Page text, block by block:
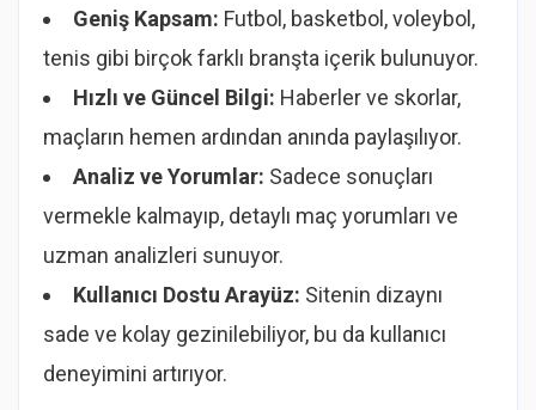
Geniş Kapsam: Futbol, basketbol, voleybol,
tenis gibi birçok farklı branşta içerik bulunuyor.
Hızlı ve Güncel Bilgi: Haberler ve skorlar,
maçların hemen ardından anında paylaşılıyor.
Analiz ve Yorumlar: Sadece sonuçları
vermekle kalmayıp, detaylı maç yorumları ve
uzman analizleri sunuyor.
Kullanıcı Dostu Arayüz: Sitenin dizaynı
sade ve kolay gezinilebiliyor, bu da kullanıcı
deneyimini artırıyor.